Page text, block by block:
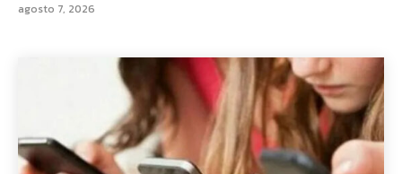
agosto 7, 2026